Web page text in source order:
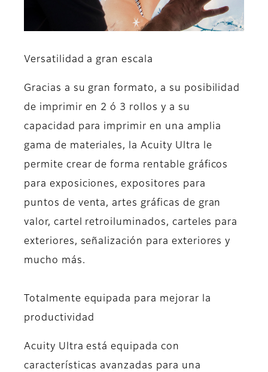
Versatilidad a gran escala
Gracias a su gran formato, a su posibilidad
de imprimir en 2 ó 3 rollos y a su
capacidad para imprimir en una amplia
gama de materiales, la Acuity Ultra le
permite crear de forma rentable gráficos
para exposiciones, expositores para
puntos de venta, artes gráficas de gran
valor, cartel retroiluminados, carteles para
exteriores, señalización para exteriores y
mucho más.
Totalmente equipada para mejorar la
productividad
Acuity Ultra está equipada con
características avanzadas para una